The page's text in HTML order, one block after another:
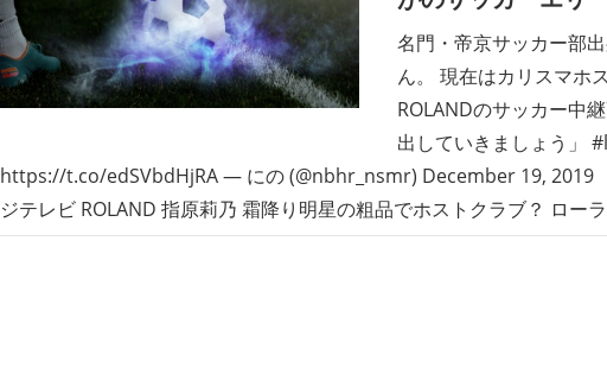
名門・帝京サッカー部
ん。 現在はカリスマホ
ROLANDのサッカー中
出していきましょう」
https://t.co/edSVbdHjRA — にの (@nbhr_nsmr) December 19, 2019
ジテレビ ROLAND 指原莉乃 霜降り明星の粗品でホストクラブ？ ロー